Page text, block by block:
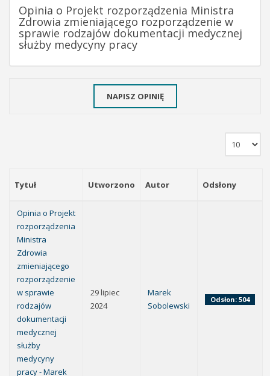
Opinia o Projekt rozporządzenia Ministra
Zdrowia zmieniającego rozporządzenie w
sprawie rodzajów dokumentacji medycznej
służby medycyny pracy
NAPISZ OPINIĘ
Tytuł Utworzono Autor Odsłony
Opinia o Projekt
rozporządzenia
Ministra
Zdrowia
zmieniającego
rozporządzenie
w sprawie
rodzajów
dokumentacji
medycznej
służby
medycyny
pracy - Marek
29 lipiec
2024
Marek
Sobolewski
Odsłon: 504